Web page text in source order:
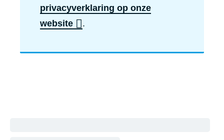
privacyverklaring op onze
website
.